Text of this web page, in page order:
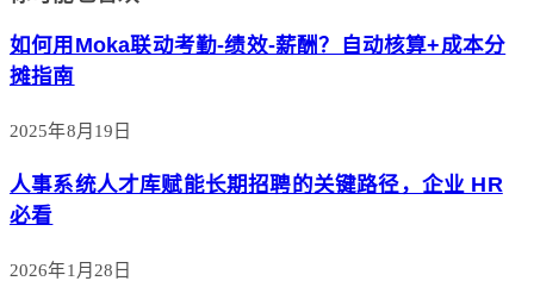
如何用Moka联动考勤-绩效-薪酬？自动核算+成本分
摊指南
2025年8月19日
人事系统人才库赋能长期招聘的关键路径，企业 HR
必看
2026年1月28日